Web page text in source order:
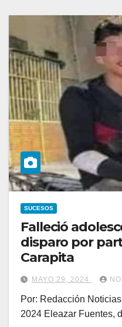
SUCESOS
Falleció
disparo por
Carapita
MAYO 29, 2024
Por: Redacción
2024 Eleazar Fuentes,